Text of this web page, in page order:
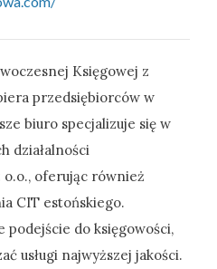
Księgowej z
przedsiębiorców w
biuro specjalizuje się w
działalności
o.o., oferując również
CIT estońskiego.
do księgowości,
usługi najwyższej jakości.